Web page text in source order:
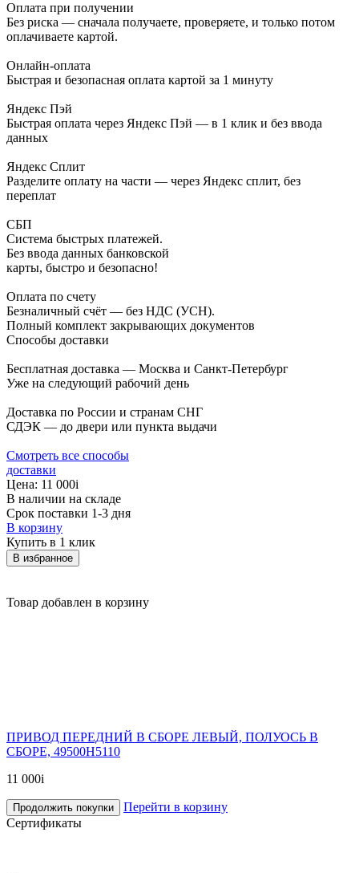
Оплата при получении
Без риска — сначала получаете, проверяете, и только потом
оплачиваете картой.
Онлайн-оплата
Быстрая и безопасная оплата картой за 1 минуту
Яндекс Пэй
Быстрая оплата через Яндекс Пэй — в 1 клик и без ввода
данных
Яндекс Сплит
Разделите оплату на части — через Яндекс сплит, без
переплат
СБП
Система быстрых платежей.
Без ввода данных банковской
карты, быстро и безопасно!
Оплата по счету
Безналичный счёт — без НДС (УСН).
Полный комплект закрывающих документов
Способы доставки
Бесплатная доставка — Москва и Санкт-Петербург
Уже на следующий рабочий день
Доставка по России и странам СНГ
СДЭК — до двери или пункта выдачи
Смотреть все способы
доставки
Цена: 11 000i
В наличии на складе
Срок поставки 1-3 дня
В корзину
Купить в 1 клик
В избранное
Товар добавлен в корзину
ПРИВОД ПЕРЕДНИЙ В СБОРЕ ЛЕВЫЙ, ПОЛУОСЬ В
СБОРЕ, 49500H5110
11 000i
Продолжить покупки
Перейти в корзину
Сертификаты